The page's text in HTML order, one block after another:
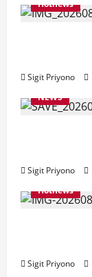
Hotnews
Sigit Priyono
NEWS
Sigit Priyono
Hotnews
Sigit Priyono